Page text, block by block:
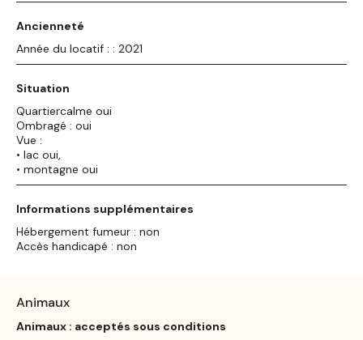
Ancienneté
Année du locatif : : 2021
Situation
Quartiercalme oui
Ombragé : oui
Vue :
• lac oui,
• montagne oui
Informations supplémentaires
Hébergement fumeur : non
Accès handicapé : non
Animaux
Animaux : acceptés sous conditions